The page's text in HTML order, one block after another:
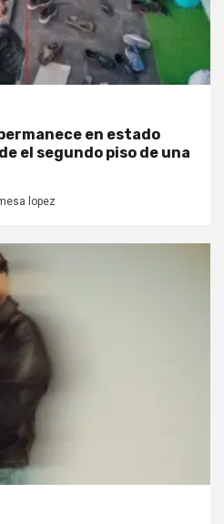
en estado
el segundo piso de una
lopez